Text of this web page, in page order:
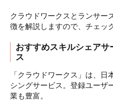
クラウドワークスとランサー
徴を解説しますので、チェッ
おすすめスキルシェアサ
ス
「クラウドワークス」は、
シングサービス。登録ユーザ
業も豊富。